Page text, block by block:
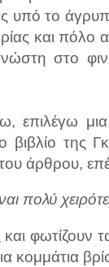
υπό το
και πόλο
στο
επιλέγω
της
άρθρου,
πολύ
φωτίζουν
κομμάτια